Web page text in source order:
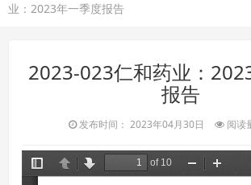
业：2023年一季度报告
2023-023仁和药业：
报告
发布时间： 2023年04月30日 阅读